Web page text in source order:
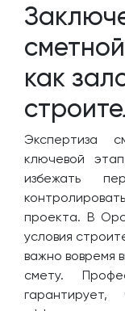
как
Экспертиза
ключевой
избежать
проекта. В
условия
важно вовремя
смету.